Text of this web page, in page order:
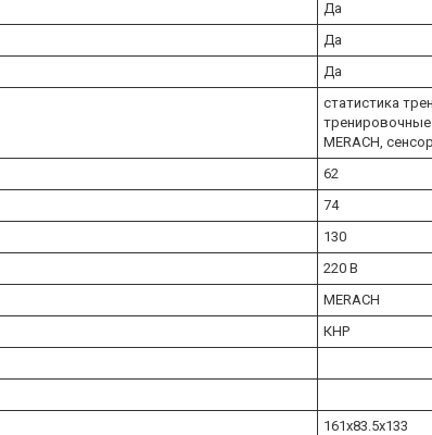
Да
Да
Да
статистика
MERACH,
62
74
130
220 В
MERACH
КНР
161х83.5x133